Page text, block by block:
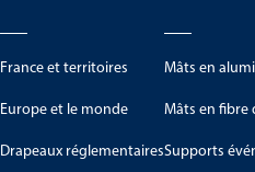
La gastronomie locale
La cuisine niçoise.
Les spécialités
France et territoires
Europe et le monde
Drapeaux réglementaires
Mâts en
Mâts en fibre
Supports